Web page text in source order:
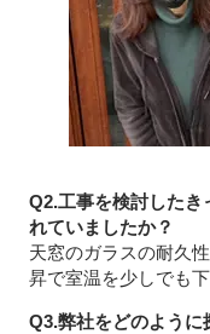
Q2.工事を検討したき
れていましたか？
天窓のガラスの耐久
昇で室温を少しでも
Q3.弊社をどのように